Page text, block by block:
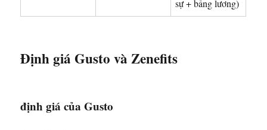
sự + bảng lương)
Định giá Gusto và Zenefits
định giá của Gusto